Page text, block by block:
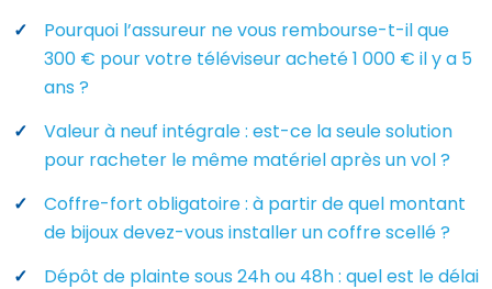
Pourquoi l’assureur ne vous rembourse-t-il que
300 € pour votre téléviseur acheté 1 000 € il y a 5
ans ?
Valeur à neuf intégrale : est-ce la seule solution
pour racheter le même matériel après un vol ?
Coffre-fort obligatoire : à partir de quel montant
de bijoux devez-vous installer un coffre scellé ?
Dépôt de plainte sous 24h ou 48h : quel est le délai